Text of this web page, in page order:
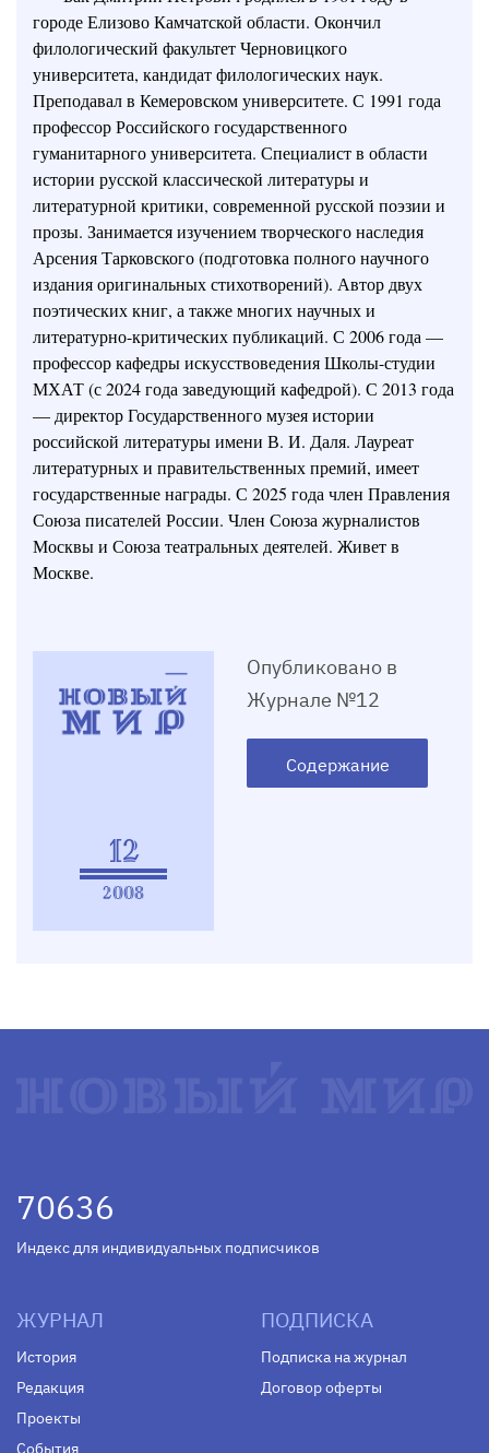
городе Елизово Камчатской области. Окончил
филологический факультет Черновицкого
университета, кандидат филологических наук.
Преподавал в Кемеровском университете. С 1991 года
профессор Российского государственного
гуманитарного университета. Специалист в области
истории русской классической литературы и
литературной критики, современной русской поэзии и
прозы. Занимается изучением творческого наследия
Арсения Тарковского (подготовка полного научного
издания оригинальных стихотворений). Автор двух
поэтических книг, а также многих научных и
литературно-критических публикаций. С 2006 года —
профессор кафедры искусствоведения Школы-студии
МХАТ (с 2024 года заведующий кафедрой). С 2013 года
— директор Государственного музея истории
российской литературы имени В. И. Даля. Лауреат
литературных и правительственных премий, имеет
государственные награды. С 2025 года член Правления
Союза писателей России. Член Союза журналистов
Москвы и Союза театральных деятелей. Живет в
Москве.
12
2008
Опубликовано в
Журнале №12
Содержание
70636
Индекс для индивидуальных подписчиков
ЖУРНАЛ
История
Редакция
Проекты
События
ПОДПИСКА
Подписка на журнал
Договор оферты